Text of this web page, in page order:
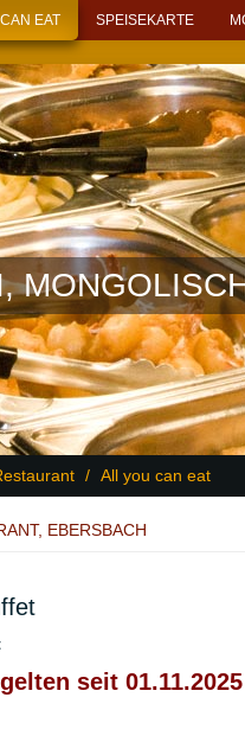
EAT SPEISEKARTE
/ All you can eat
EBERSBACH
seit 01.11.2025